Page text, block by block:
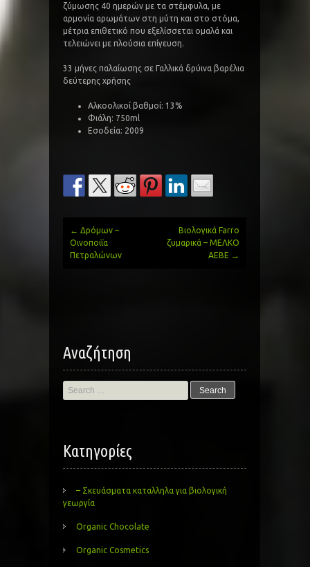
ζύμωσης 40 ημερών με τα στέμφυλα, με
αρμονία αρωμάτων στη μύτη και στο στόμα,
μέτρια επιθετικό που εξελίσσεται ομαλά και
τελειώνει με πλούσια επίγευση.
33 μήνες παλαίωσης σε Γαλλικά δρύινα βαρέλια
δεύτερης χρήσης
Αλκοολικοί βαθμοί: 13%
Φιάλη: 750ml
Εσοδεία: 2009
Post
←
Δρόμων –
Οινοποιΐα
Πετραλώνων
Βιολογικά Farro
ζυμαρικά – ΜΕΛΚΟ
ΑΕΒΕ
→
Αναζήτηση
Search
for:
Kατηγορίες
– Σκευάσματα καταλληλα για βιολογική
γεωργία
Organic Chocolate
Organic Cosmetics